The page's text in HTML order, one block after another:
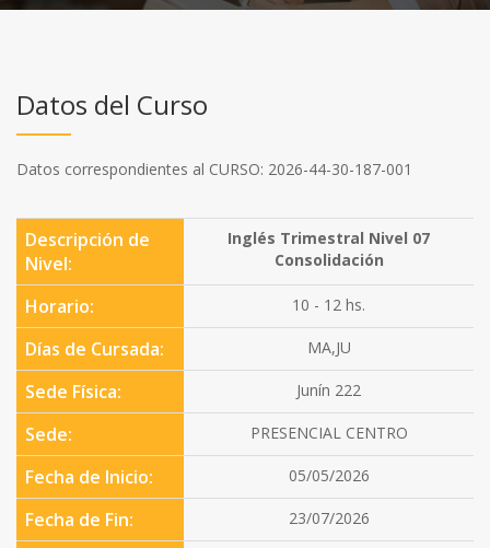
Datos del Curso
Datos correspondientes al CURSO: 2026-44-30-187-001
Descripción de
Nivel:
Inglés Trimestral Nivel 07
Consolidación
Horario: 10 - 12 hs.
Días de Cursada: MA,JU
Sede Física: Junín 222
Sede: PRESENCIAL CENTRO
Fecha de Inicio: 05/05/2026
Fecha de Fin: 23/07/2026